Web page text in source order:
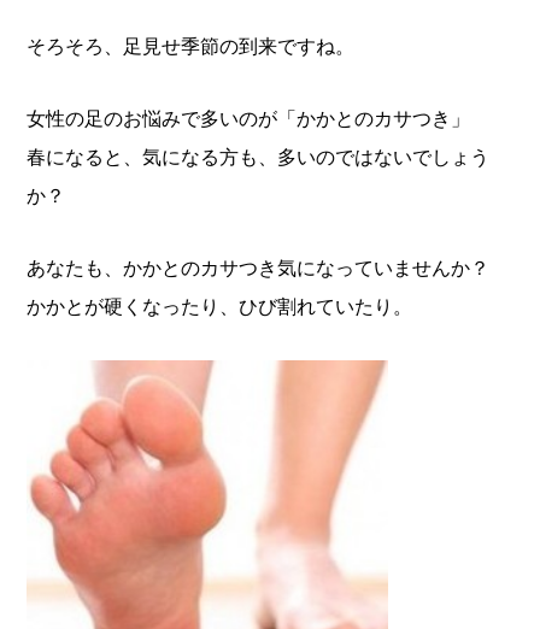
そろそろ、足見せ季節の到来ですね。
女性の足のお悩みで多いのが「かかとのカサつき」
春になると、気になる方も、多いのではないでしょう
か？
あなたも、かかとのカサつき気になっていませんか？
かかとが硬くなったり、ひび割れていたり。